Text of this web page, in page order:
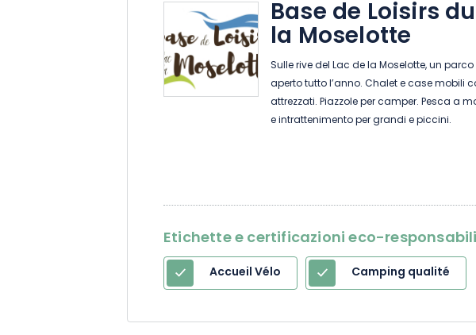
Base de Loisirs
la Moselotte
Sulle rive del Lac de la Moselotte, un
aperto tutto l’anno. Chalet e case mobili
attrezzati. Piazzole per camper. Pesca a
e intrattenimento per grandi e piccini.
Etichette e certificazioni eco-
Accueil Vélo Camping qualité